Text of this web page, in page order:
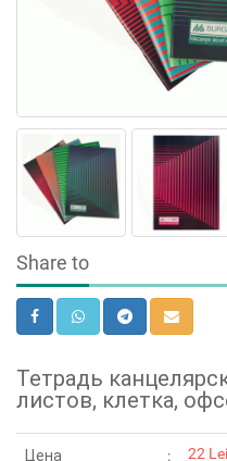
Share to
Тетрадь
листов, клетка,
Цена 22 Lei